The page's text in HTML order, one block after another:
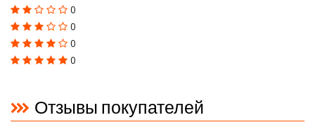
0
0
0
0
Отзывы покупателей